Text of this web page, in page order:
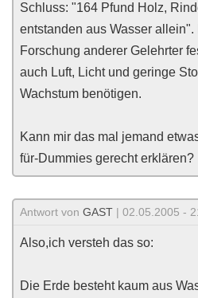
Schluss: "164 Pfund Holz,
entstanden aus Wasser
Forschung anderer Gelehrter
auch Luft, Licht und geringe
Wachstum benötigen.
Kann mir das mal jemand
für-Dummies gerecht erklären?
Antwort von GAST | 02.05.2005 -
Also,ich versteh das so:
Die Erde besteht kaum aus